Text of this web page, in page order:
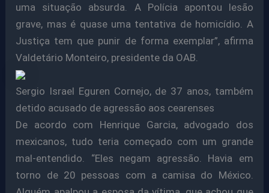
uma situação absurda. A Polícia apontou lesão
grave, mas é quase uma tentativa de homicídio. A
Justiça tem que punir de forma exemplar”, afirma
Valdetário Monteiro, presidente da OAB.
Sergio Israel Eguren Cornejo, de 37 anos, também
detido acusado de agressão aos cearenses
De acordo com Henrique Garcia, advogado dos
mexicanos, tudo teria começado com um grande
mal-entendido. “Eles negam agressão. Havia em
torno de 20 pessoas com a camisa do México.